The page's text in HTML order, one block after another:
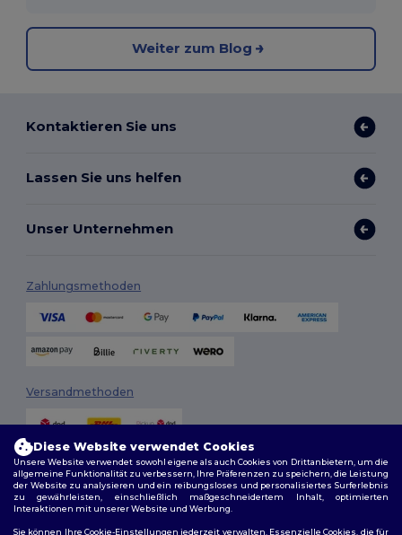
Weiter zum Blog
Kontaktieren Sie uns
Lassen Sie uns helfen
Unser Unternehmen
Zahlungsmethoden
Versandmethoden
Diese Website verwendet Cookies
Unsere Website verwendet sowohl eigene als auch Cookies von Drittanbietern, um die
allgemeine Funktionalität zu verbessern, Ihre Präferenzen zu speichern, die Leistung
der Website zu analysieren und ein reibungsloses und personalisiertes Surferlebnis
zu gewährleisten, einschließlich maßgeschneidertem Inhalt, optimierten
Interaktionen mit unserer Website und Werbung.
Sie können Ihre Cookie-Einstellungen jederzeit verwalten. Essenzielle Cookies, die für